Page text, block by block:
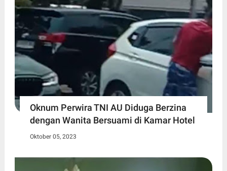
Oknum Perwira TNI AU Diduga Berzina
dengan Wanita Bersuami di Kamar Hotel
Oktober 05, 2023